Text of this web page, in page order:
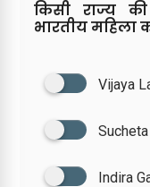
किसी राज्य
भारतीय महिला
Vijaya
Indira